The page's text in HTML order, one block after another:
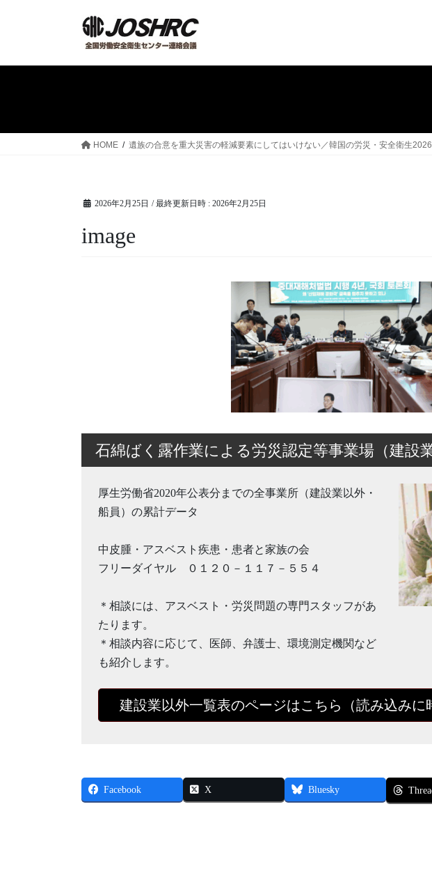
HOME 遺族の合意を重大災害の軽減要素にしてはいけない／韓国の労災・安全衛生
2026年2月25日 / 最終更新日時 : 2026年2月25日
image
石綿ばく露作業による労災認定等事業場（建設
厚生労働省2020年公表分までの全事業所（建設業以外・
船員）の累計データ
中皮腫・アスベスト疾患・患者と家族の会
フリーダイヤル ０１２０－１１７－５５４
＊相談には、アスベスト・労災問題の専門スタッフがあ
たります。
＊相談内容に応じて、医師、弁護士、環境測定機関など
も紹介します。
建設業以外一覧表のページはこちら（読み込みに
Facebook X Bluesky